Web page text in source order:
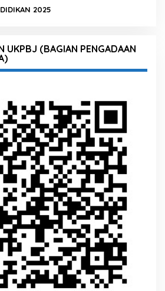
2025
UKPBJ (BAGIAN PENGADAAN